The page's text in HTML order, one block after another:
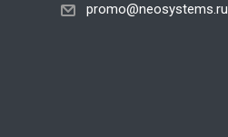
promo@neosystems.ru